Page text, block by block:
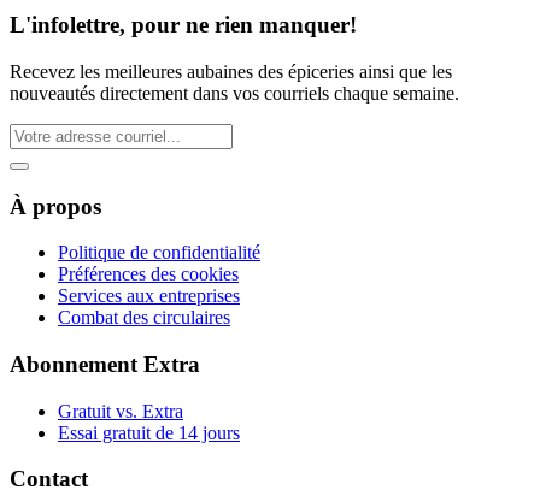
L'infolettre, pour ne rien manquer!
Recevez les meilleures aubaines des épiceries ainsi que les
nouveautés directement dans vos courriels chaque semaine.
À propos
Politique de confidentialité
Préférences des cookies
Services aux entreprises
Combat des circulaires
Abonnement Extra
Gratuit vs. Extra
Essai gratuit de 14 jours
Contact